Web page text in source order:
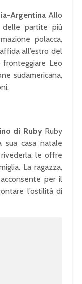
ArgentinaAllo
partite più
polacca,
all’estro del
Leo
sudamericana,
di RubyRuby
sua casa natale
le offre
La ragazza,
per il
l’ostilità di